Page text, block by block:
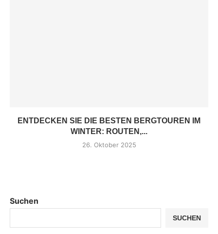
ENTDECKEN SIE DIE BESTEN BERGTOUREN IM
WINTER: ROUTEN,...
26. Oktober 2025
Suchen
SUCHEN